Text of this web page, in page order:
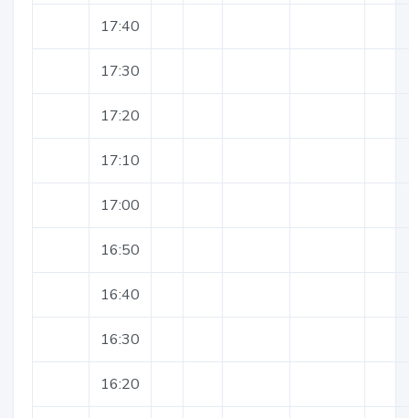
17:40
17:30
17:20
17:10
17:00
16:50
16:40
16:30
16:20